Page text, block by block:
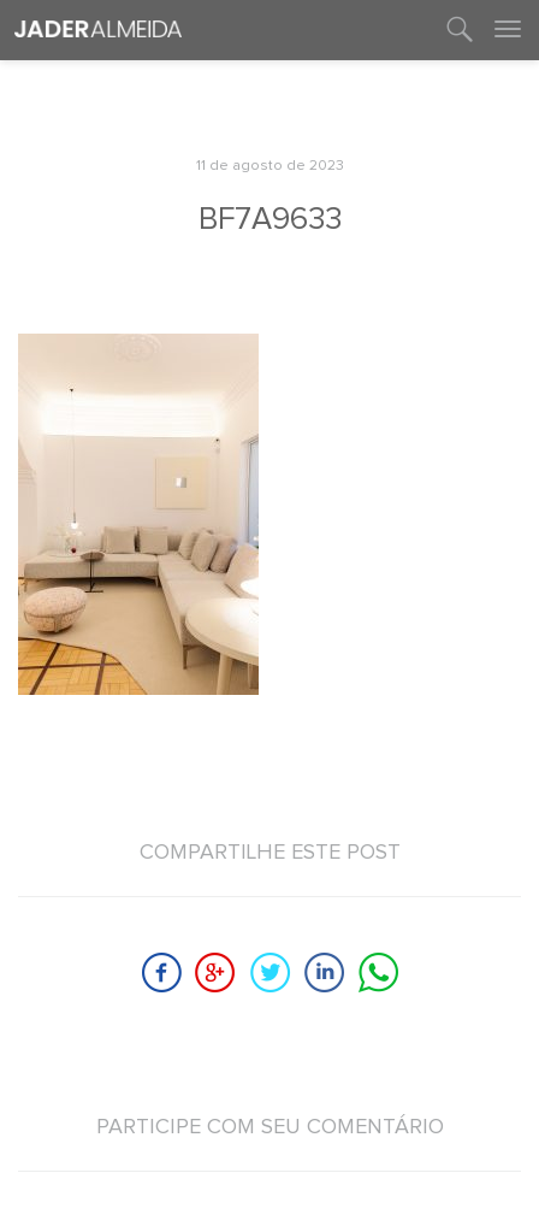
11 de agosto de 2023
BF7A9633
COMPARTILHE ESTE POST
PARTICIPE COM SEU COMENTÁRIO